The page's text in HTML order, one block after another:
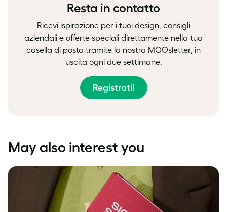
Resta in contatto
Ricevi ispirazione per i tuoi design, consigli
aziendali e offerte speciali direttamente nella tua
casella di posta tramite la nostra MOOsletter, in
uscita ogni due settimane.
Registrati!
May also interest you